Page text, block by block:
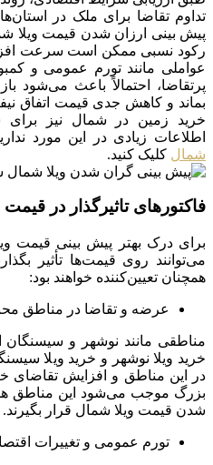
تداوم تقاضا برای ملک در
رکود نسبی ممکن است سرعت
عواملی مانند تورم عمومی و
پرتقاضا، احتمالاً باعث می‌شود
بماند و کاهش جدی قیمت اتفاق
خرید زمین در شمال نیز برای
اطلاعات زیادی در این مورد
شمال کلیک کنید.
فاکتورهای تاثیرگذار در قیمت
برای درک بهتر پیش بینی قیمت
همچنان تعیین‌کننده خواهند بود:
عرضه و تقاضا در مناطق
مناطقی مانند نوشهر و سیسنگان
خرید ویلا نوشهر و خرید ویلا
در این مناطق و افزایش تقاضای
بزرگ موجب می‌شود این مناطق
شدن قیمت ویلا شمال قرار بگیرند.
تورم عمومی و تغییرات